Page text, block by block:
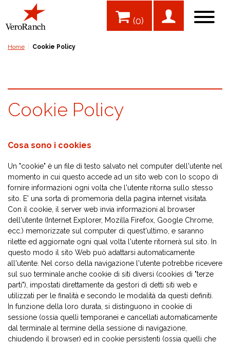
(0)
Home Cookie Policy
Cookie Policy
Cosa sono i cookies
Un "cookie" è un file di testo salvato nel computer dell'utente nel
momento in cui questo accede ad un sito web con lo scopo di
fornire informazioni ogni volta che l'utente ritorna sullo stesso
sito. E' una sorta di promemoria della pagina internet visitata.
Con il cookie, il server web invia informazioni al browser
dell'utente (Internet Explorer, Mozilla Firefox, Google Chrome,
ecc.) memorizzate sul computer di quest'ultimo, e saranno
rilette ed aggiornate ogni qual volta l'utente ritornerà sul sito. In
questo modo il sito Web può adattarsi automaticamente
all'utente. Nel corso della navigazione l'utente potrebbe ricevere
sul suo terminale anche cookie di siti diversi (cookies di "terze
parti"), impostati direttamente da gestori di detti siti web e
utilizzati per le finalità e secondo le modalità da questi definiti.
In funzione della loro durata, si distinguono in cookie di
sessione (ossia quelli temporanei e cancellati automaticamente
dal terminale al termine della sessione di navigazione,
chiudendo il browser) ed in cookie persistenti (ossia quelli che